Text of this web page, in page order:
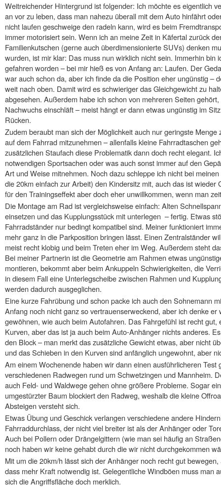
Weitreichender Hintergrund ist folgender: Ich möchte es eigentlich
an vor zu leben, dass man nahezu überall mit dem Auto hinfährt
nicht laufen geschweige den radeln kann, wird es beim
immer motorisiert sein. Wenn ich an meine Zeit in Käfertal zurück
Familienkutschen (gerne auch überdimensionierte SUVs) denken
wurden, ist mir klar: Das muss nun wirklich nicht sein. Immerhin bin
gefahren worden – bei mir hieß es von Anfang an: Laufen. Der
war auch schon da, aber ich finde da die Position eher ungünstig –
weit nach oben. Damit wird es schwieriger das Gleichgewicht zu
abgesehen. Außerdem habe ich schon von mehreren Seiten
Nachwuchs einschläft – meist hängt er dann etwas ungünstig im
Rücken.
Zudem beraubt man sich der Möglichkeit auch nur geringste
auf dem Fahrrad mitzunehmen – allenfalls kleine Fahrradtaschen
zusätzlichen Staufach diese Problematik dann doch recht elegant.
notwendigen Sportsachen oder was auch sonst immer auf den
Art und Weise mitnehmen. Noch dazu schleppe ich nicht bei
die 20km einfach zur Arbeit) den Kindersitz mit, auch das ist wieder
für den Trainingseffekt aber doch eher unwillkommen, wenn man
Die Montage am Rad ist vergleichsweise einfach: Alten
einsetzen und das Kupplungsstück mit unterlegen – fertig. Etwas
Fahrradständer nur bedingt kompatibel sind. Meiner funktioniert
mehr ganz in die Parkposition bringen lässt. Einen Zentralständer
meist recht klobig und beim Treten eher im Weg. Außerdem steht
Bei meiner Partnerin ist die Geometrie am Rahmen etwas
montieren, bekommt aber beim Ankuppeln Schwierigkeiten, die
in diesem Fall eine Unterlegscheibe zwischen Rahmen und
werden dadurch ausgeglichen.
Eine kurze Fahrübung und schon packe ich auch den Sohnemann
Anfang noch nicht ganz so vertrauenserweckend, aber ich denke
gewöhnen, wie auch beim Autofahren. Das Fahrgefühl ist recht
Kurven, aber das ist ja auch beim Auto-Anhänger nichts anderes.
den Block – man merkt das zusätzliche Gewicht etwas, aber nicht
und das Schieben in den Kurven sind anfänglich ungewohnt, aber
Am einem Wochenende haben wir dann einen ausführlicheren
verschiedenen Radwegen rund um Schwetzingen und Mannheim.
auch Feld- und Waldwege gehen ohne größere Probleme. Sogar
umgestürzter Baum blockiert den Radweg, weshalb die kleine
Absteigen versteht sich.
Etwas Übung und Geschick verlangen verschiedene andere
Fahrraddurchlass, der nicht viel breiter ist als der Anhänger oder
Auch bei Pollern oder Drängelgittern (wie man sei häufig an
noch haben wir keine gehabt durch die wir nicht durchgekommen
Mit um die 20km/h lässt sich der Anhänger noch recht gut
dass mehr Kraft notwendig ist. Gelegentliche Windböen muss man
sich die Angriffsfläche doch merklich.